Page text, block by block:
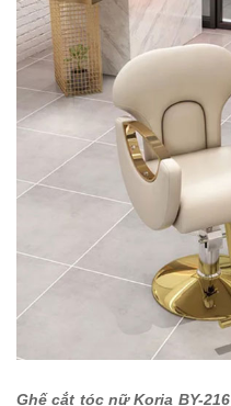
Ghế cắt tóc nữ Koria BY-216